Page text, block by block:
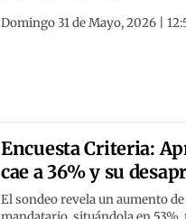
Domingo 31 de Mayo, 2026 |
Encuesta Criteria:
cae a 36% y su
El sondeo revela un aumento